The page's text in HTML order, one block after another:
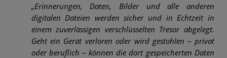
„Erinnerungen, Daten, Bilder und alle anderen
digitalen Dateien werden sicher und in Echtzeit in
einem zuverlässigen verschlüsselten Tresor abgelegt.
Geht ein Gerät verloren oder wird gestohlen – privat
oder beruflich – können die dort gespeicherten Daten